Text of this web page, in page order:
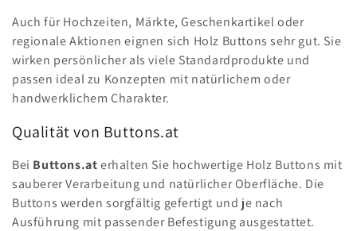
Auch für Hochzeiten, Märkte, Geschenkartikel oder
regionale Aktionen eignen sich Holz Buttons sehr gut. Sie
wirken persönlicher als viele Standardprodukte und
passen ideal zu Konzepten mit natürlichem oder
handwerklichem Charakter.
Qualität von Buttons.at
Bei Buttons.aterhalten Sie hochwertige Holz Buttons mit
sauberer Verarbeitung und natürlicher Oberfläche. Die
Buttons werden sorgfältig gefertigt und je nach
Ausführung mit passender Befestigung ausgestattet.